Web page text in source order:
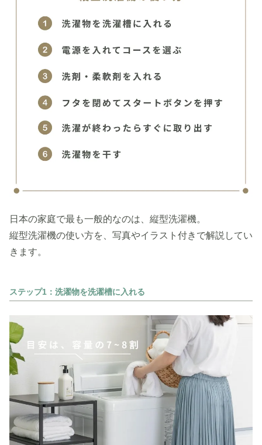
日本の家庭で最も一般的なのは、縦型洗濯機。
縦型洗濯機の使い方を、写真やイラスト付きで解説してい
きます。
ステップ1：洗濯物を洗濯槽に入れる